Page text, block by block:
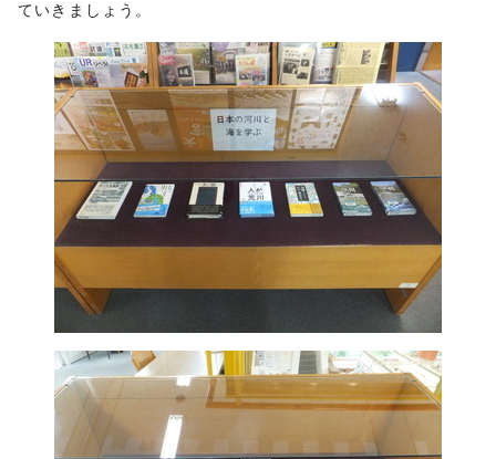
ていきましょう。